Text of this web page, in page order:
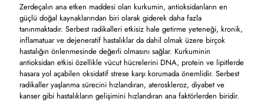
Zerdeçalın ana etken maddesi olan kurkumin, antioksidanların en
güçlü doğal kaynaklarından biri olarak giderek daha fazla
tanınmaktadır. Serbest radikalleri etkisiz hale getirme yeteneği, kronik,
inflamatuar ve dejeneratif hastalıklar da dahil olmak üzere birçok
hastalığın önlenmesinde değerli olmasını sağlar. Kurkuminin
antioksidan etkisi özellikle vücut hücrelerini DNA, protein ve lipitlerde
hasara yol açabilen oksidatif strese karşı korumada önemlidir. Serbest
radikaller yaşlanma sürecini hızlandıran, ateroskleroz, diyabet ve
kanser gibi hastalıkların gelişimini hızlandıran ana faktörlerden biridir.